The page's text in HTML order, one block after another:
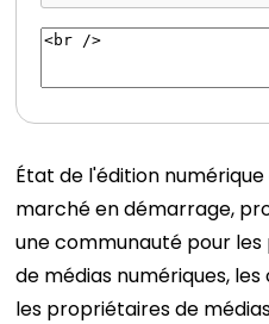
État de l'édition numérique
marché en démarrage,
une communauté pour
de médias numériques,
les propriétaires de